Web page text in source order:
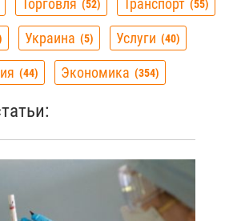
Торговля 52 Транспорт 55
Украина 5 Услуги 40
44 Экономика 354